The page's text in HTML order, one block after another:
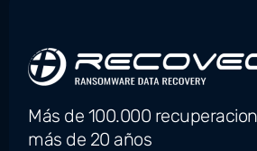
Más de 100.000
más de 20 años